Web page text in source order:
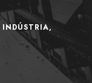
INDÚSTRIA,